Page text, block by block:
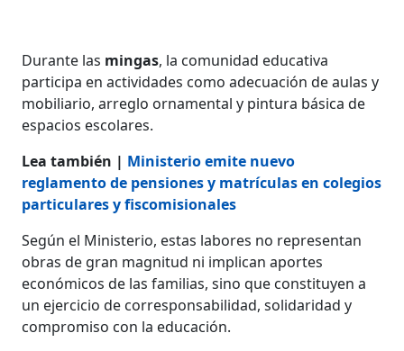
Durante las mingas, la comunidad educativa
participa en actividades como adecuación de aulas y
mobiliario, arreglo ornamental y pintura básica de
espacios escolares.
Lea también | Ministerio emite nuevo
reglamento de pensiones y matrículas en colegios
particulares y fiscomisionales
Según el Ministerio, estas labores no representan
obras de gran magnitud ni implican aportes
económicos de las familias, sino que constituyen a
un ejercicio de corresponsabilidad, solidaridad y
compromiso con la educación.